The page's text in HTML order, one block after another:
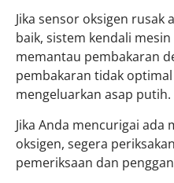
Jika sensor oksigen
baik, sistem kendali
memantau pembakaran
pembakaran tidak
mengeluarkan asap putih.
Jika Anda mencurigai ada
oksigen, segera
pemeriksaan dan